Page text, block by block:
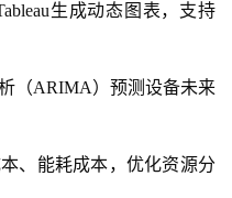
生成动态图表，支持
（ARIMA）预测设备未来
、能耗成本，优化资源分